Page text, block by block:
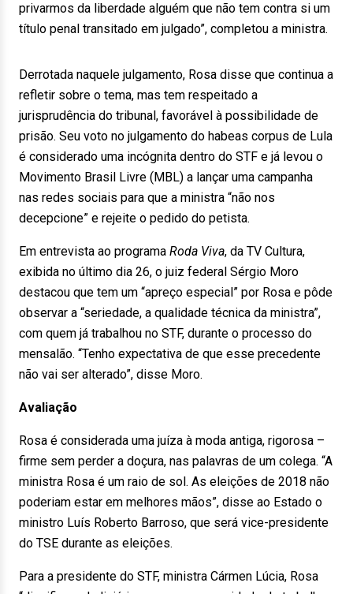
privarmos da liberdade alguém que não tem contra si um
título penal transitado em julgado”, completou a ministra.
Derrotada naquele julgamento, Rosa disse que continua a
refletir sobre o tema, mas tem respeitado a
jurisprudência do tribunal, favorável à possibilidade de
prisão. Seu voto no julgamento do habeas corpus de Lula
é considerado uma incógnita dentro do STF e já levou o
Movimento Brasil Livre (MBL) a lançar uma campanha
nas redes sociais para que a ministra “não nos
decepcione” e rejeite o pedido do petista.
Em entrevista ao programa Roda Viva, da TV Cultura,
exibida no último dia 26, o juiz federal Sérgio Moro
destacou que tem um “apreço especial” por Rosa e pôde
observar a “seriedade, a qualidade técnica da ministra”,
com quem já trabalhou no STF, durante o processo do
mensalão. “Tenho expectativa de que esse precedente
não vai ser alterado”, disse Moro.
Avaliação
Rosa é considerada uma juíza à moda antiga, rigorosa –
firme sem perder a doçura, nas palavras de um colega. “A
ministra Rosa é um raio de sol. As eleições de 2018 não
poderiam estar em melhores mãos”, disse ao Estado o
ministro Luís Roberto Barroso, que será vice-presidente
do TSE durante as eleições.
Para a presidente do STF, ministra Cármen Lúcia, Rosa